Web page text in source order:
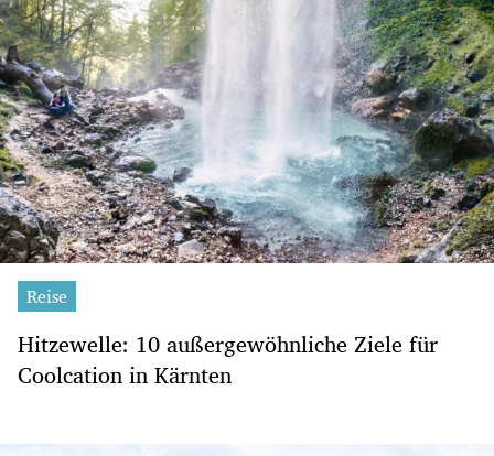
Reise
Hitzewelle: 10 außergewöhnliche Ziele für
Coolcation in Kärnten